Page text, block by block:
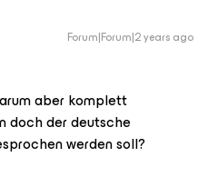
Forum|Forum|2 years ago
aber komplett
doch der deutsche
werden soll?